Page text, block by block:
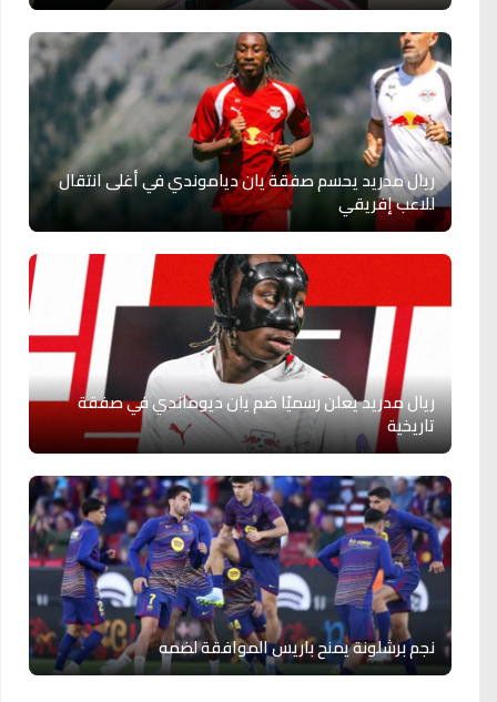
ريال مدريد يحسم صفقة يان دياموندي في أغلى انتقال
للاعب إفريقي
ريال مدريد يعلن رسميًا ضم يان ديوماندي في صفقة
تاريخية
نجم برشلونة يمنح باريس الموافقة لضمه